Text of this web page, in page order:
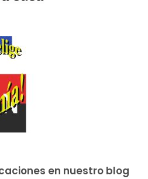
en nuestro blog